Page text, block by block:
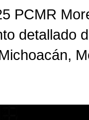
PCMR
detallado